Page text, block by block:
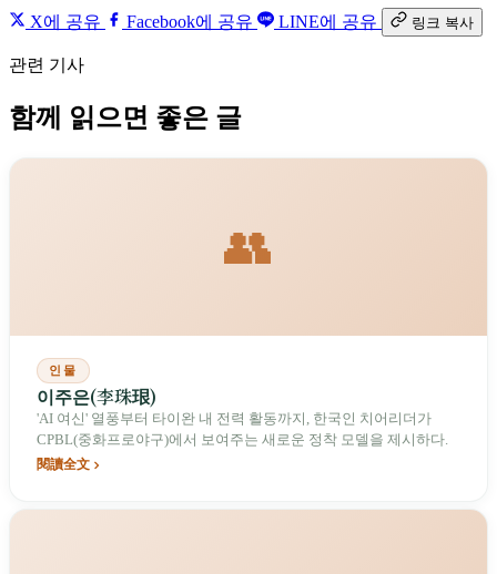
X에 공유 Facebook에 공유 LINE에 공유 링크 복사
관련 기사
함께 읽으면 좋은 글
👥
인물
이주은(李珠珢)
'AI 여신' 열풍부터 타이완 내 전력 활동까지, 한국인 치어리더가
CPBL(중화프로야구)에서 보여주는 새로운 정착 모델을 제시하다.
閱讀全文